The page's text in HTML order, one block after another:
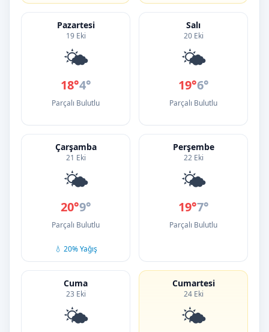
Pazartesi
19 Eki
🌤️
18°4°
Parçalı Bulutlu
Salı
20 Eki
🌤️
19°6°
Parçalı Bulutlu
Çarşamba
21 Eki
🌤️
20°9°
Parçalı Bulutlu
💧 20% Yağış
Perşembe
22 Eki
🌤️
19°7°
Parçalı Bulutlu
Cuma
23 Eki
🌤️
Cumartesi
24 Eki
🌤️